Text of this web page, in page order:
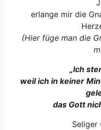
erlange mir die
(Hier füge man die
„Ich
weil ich in keiner
das Gott
Seliger